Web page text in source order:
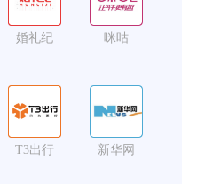
婚礼纪 咪咕
T3出行 新华网